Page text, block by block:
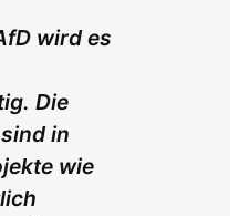
wird es
Die
in
wie